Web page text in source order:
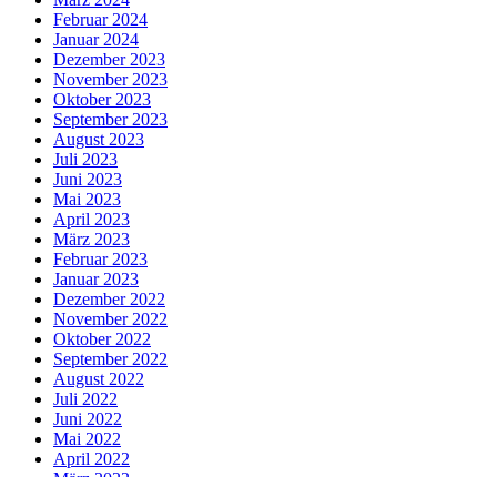
Februar 2024
Januar 2024
Dezember 2023
November 2023
Oktober 2023
September 2023
August 2023
Juli 2023
Juni 2023
Mai 2023
April 2023
März 2023
Februar 2023
Januar 2023
Dezember 2022
November 2022
Oktober 2022
September 2022
August 2022
Juli 2022
Juni 2022
Mai 2022
April 2022